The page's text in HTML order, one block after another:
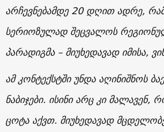
არჩევნებამდე 20 დღით ადრე,
სერიოზულად შეცვალოს
პარადიგმა – მიუხედავად იმისა,
ამ კონტექსტში უნდა აღინიშნოს
ნაბიჯები. ისინი არც კი
ცოტა აქვთ. მიუხედავად